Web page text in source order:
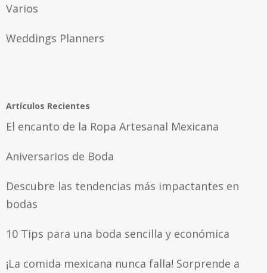
Varios
Weddings Planners
Artículos Recientes
El encanto de la Ropa Artesanal Mexicana
Aniversarios de Boda
Descubre las tendencias más impactantes en
bodas
10 Tips para una boda sencilla y económica
¡La comida mexicana nunca falla! Sorprende a